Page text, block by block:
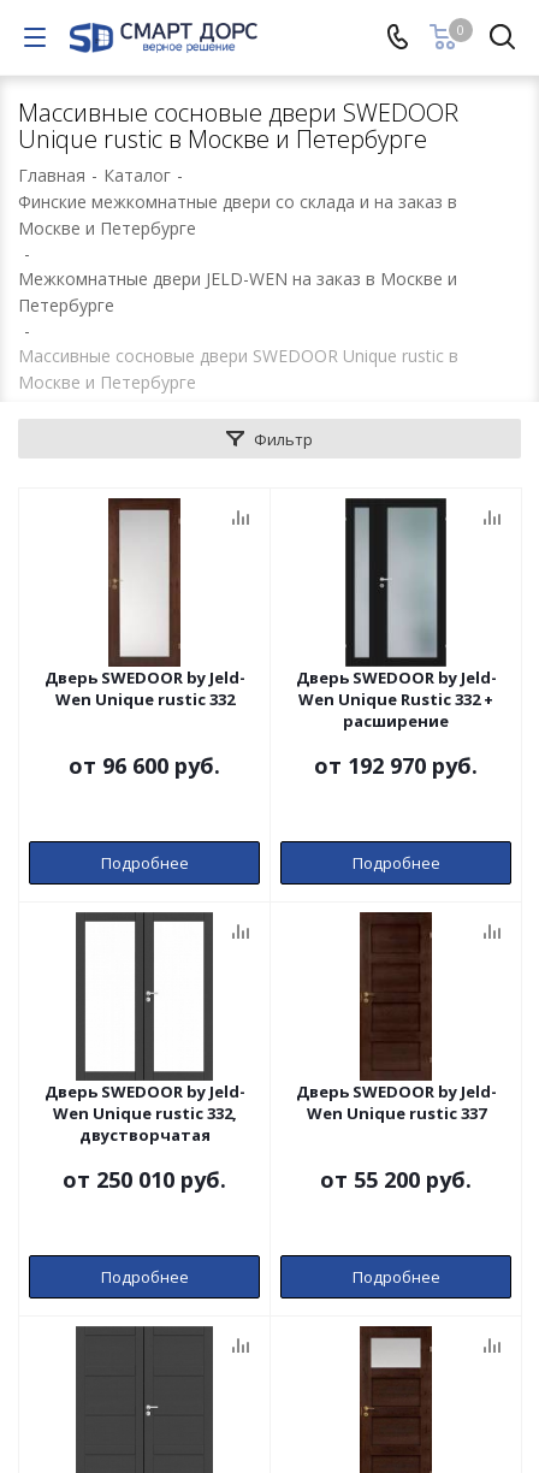
0
Массивные сосновые двери SWEDOOR
Unique rustic в Москве и Петербурге
Главная - Каталог -
Финские межкомнатные двери со склада и на заказ в
Москве и Петербурге
-
Межкомнатные двери JELD-WEN на заказ в Москве и
Петербурге
-
Массивные сосновые двери SWEDOOR Unique rustic в
Москве и Петербурге
Фильтр
Дверь SWEDOOR by Jeld-
Wen Unique rustic 332
от 96 600 руб.
Подробнее
Дверь SWEDOOR by Jeld-
Wen Unique Rustic 332 +
расширение
от 192 970 руб.
Подробнее
Дверь SWEDOOR by Jeld-
Wen Unique rustic 332,
двустворчатая
от 250 010 руб.
Подробнее
Дверь SWEDOOR by Jeld-
Wen Unique rustic 337
от 55 200 руб.
Подробнее